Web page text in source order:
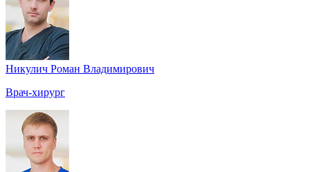
Никулич Роман Владимирович
Врач-хирург